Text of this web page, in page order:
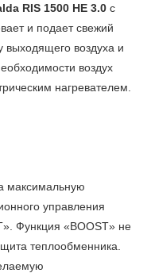
RIS 1500 HE 3.0 с
и подает свежий
выходящего воздуха и
воздух
нагревателем.
максимальную
управления
Функция «BOOST» не
теплообменника.